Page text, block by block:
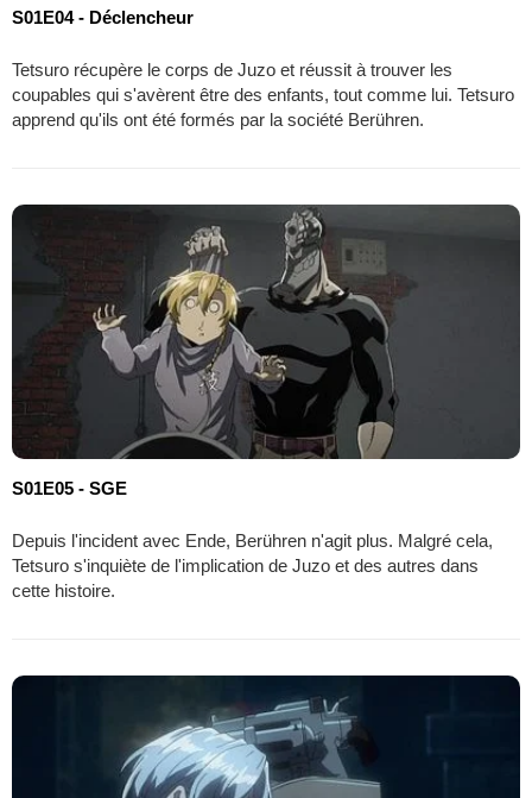
S01E04 - Déclencheur
Tetsuro récupère le corps de Juzo et réussit à trouver les
coupables qui s'avèrent être des enfants, tout comme lui. Tetsuro
apprend qu'ils ont été formés par la société Berühren.
S01E05 - SGE
Depuis l'incident avec Ende, Berühren n'agit plus. Malgré cela,
Tetsuro s'inquiète de l'implication de Juzo et des autres dans
cette histoire.